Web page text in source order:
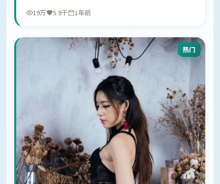
19万 5.9千 1年前
热门